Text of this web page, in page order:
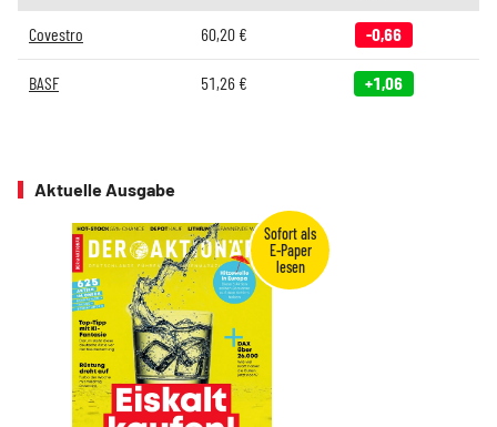
Covestro 60,20€ -0,66
BASF 51,26€ +1,06
Aktuelle Ausgabe